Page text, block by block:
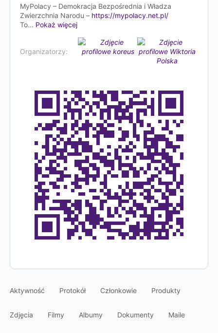
MyPolacy – Demokracja Bezpośrednia i Władza
Zwierzchnia Narodu – https://mypolacy.net.pl/
To... Pokaż więcej
Organizatorzy:
Aktywność Protokół Członkowie Produkty
Zdjęcia Filmy Albumy Dokumenty Maile